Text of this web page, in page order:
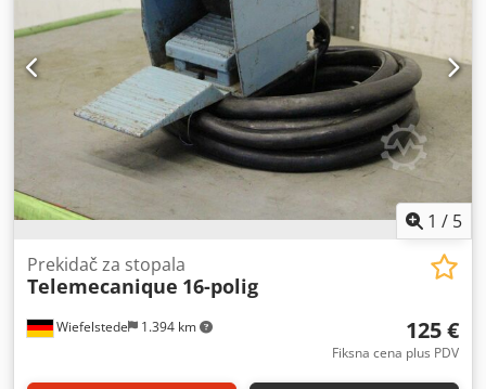
1 / 5
Wiefelstede 1.394 km
Prekidač za stopala
Telemecanique 16-polig
125 €
Fiksna cena plus PDV